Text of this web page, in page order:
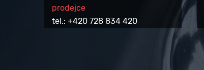
prodejce
tel.: +420 728 834 420